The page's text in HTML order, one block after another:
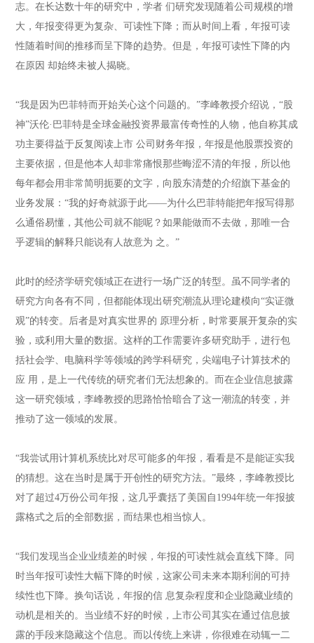
志。在长达数十年的研究中，学者 们研究发现随着公司规模的增
大，年报变得更为复杂、可读性下降；而从时间上看，年报可读
性随着时间的推移而呈下降的趋势。但是，年报可读性下降的内
在原因 却始终未被人揭晓。
“我是因为巴菲特而开始关心这个问题的。”李峰教授介绍说，“股
神”沃伦·巴菲特是全球金融投资界最富传奇性的人物，他自称其成
功主要得益于反复阅读上市 公司财务年报，年报是他股票投资的
主要依据，但是他本人却非常痛恨那些晦涩不清的年报，所以他
每年都会用非常简明扼要的文字，向股东清楚的介绍旗下基金的
业务发展：“我的好奇就源于此——为什么巴菲特能把年报写得那
么通俗易懂，其他公司就不能呢？如果能做而不去做，那唯一合
乎逻辑的解释只能说有人故意为 之。”
此时的经济学研究领域正在进行一场广泛的转型。虽不同学者的
研究方向各有不同，但都能体现出研究潮流从理论建模向“实证微
观”的转变。后者是对真实世界的 原理分析，时常要展开复杂的实
验，或利用大量的数据。这样的工作需要许多研究助手，进行包
括社会学、电脑科学等领域的跨学科研究，尖端电子计算技术的
应 用，是上一代传统的研究者们无法想象的。而在企业信息披露
这一研究领域，李峰教授的思路恰恰暗合了这一潮流的转变，并
推动了这一领域的发展。
“我尝试用计算机系统比对尽可能多的年报，看看是不是能证实我
的猜想。这在当时是属于开创性的研究方法。”最终，李峰教授比
对了超过4万份公司年报，这几乎囊括了美国自1994年统一年报披
露格式之后的全部数据，而结果也相当惊人。
“我们发现当企业业绩差的时候，年报的可读性就会直线下降。同
时当年报可读性大幅下降的时候，这家公司未来本期利润的可持
续性也下降。换句话说，年报的信 息复杂程度和企业隐藏业绩的
动机是相关的。当业绩不好的时候，上市公司其实在通过信息披
露的手段来隐藏这个信息。而以传统上来讲，你很难在动辄一二